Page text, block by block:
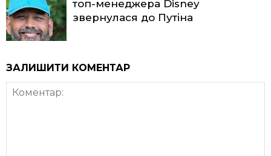
топ-менеджера Disney
звернулася до Путіна
ЗАЛИШИТИ КОМЕНТАР